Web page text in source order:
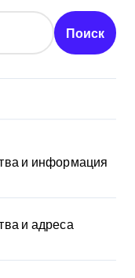
Поиск
и информация
и адреса